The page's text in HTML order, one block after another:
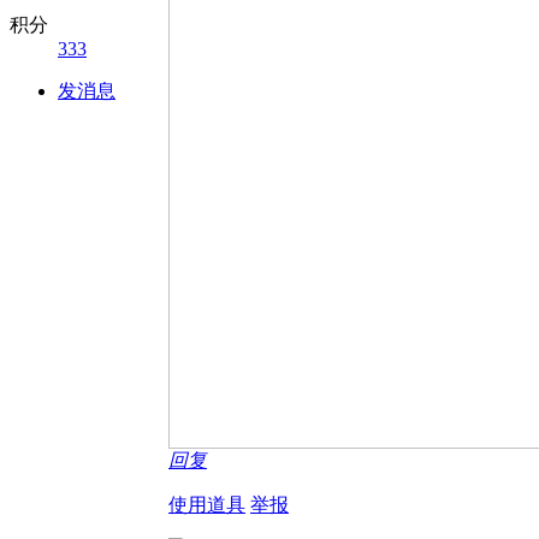
积分
333
发消息
回复
使用道具 举报